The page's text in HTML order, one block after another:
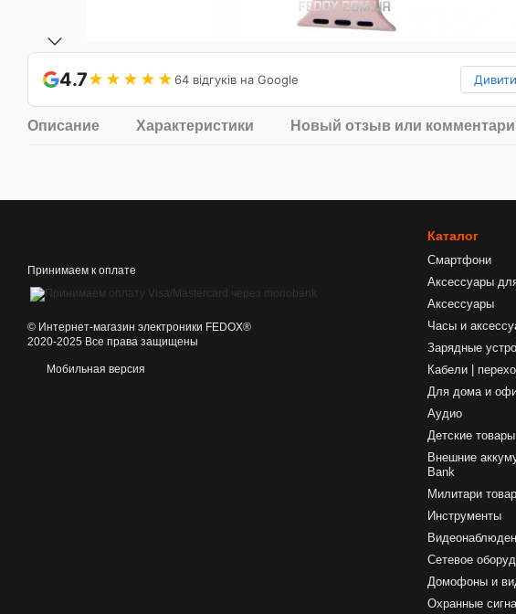
4.7★★★★★64 відгуків на Google
Описание Характеристики Новый отзыв или
Принимаем к оплате
©️ Интернет-магазин электроники FEDOX®
2020-2025 Все права защищены
Мобильная версия
Каталог
Смартфони
Аксессуары
Аксессуары
Часы и
Зарядные
Кабели |
Для дома и
Аудио
Детские товары
Внешние
Bank
Милитари
Инструменты
Сетевое
Домофоны и
Охранные